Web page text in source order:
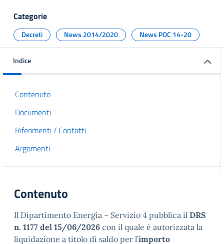
Categorie
Decreti News 2014/2020 News POC 14-20
Indice
Contenuto
Documenti
Riferimenti / Contatti
Argomenti
Contenuto
Il Dipartimento Energia – Servizio 4 pubblica il DRS
n. 1177 del 15/06/2026 con il quale è autorizzata la
liquidazione a titolo di saldo per l’importo